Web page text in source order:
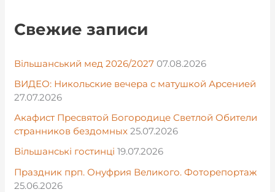
Свежие записи
Вільшанський мед 2026/2027 07.08.2026
ВИДЕО: Никольские вечера с матушкой Арсенией
27.07.2026
Акафист Пресвятой Богородице Светлой Обители
странников бездомных 25.07.2026
Вільшанські гостинці 19.07.2026
Праздник прп. Онуфрия Великого. Фоторепортаж
25.06.2026